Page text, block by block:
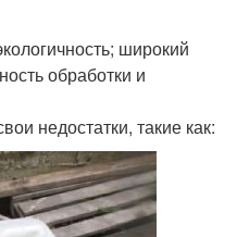
широкий
обработки и
недостатки, такие как: